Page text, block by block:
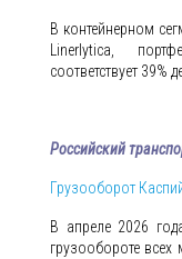
В контейнерном
Linerlytica,
соответствует 39%
Российский
Грузооборот
В апреле 2026
грузообороте всех